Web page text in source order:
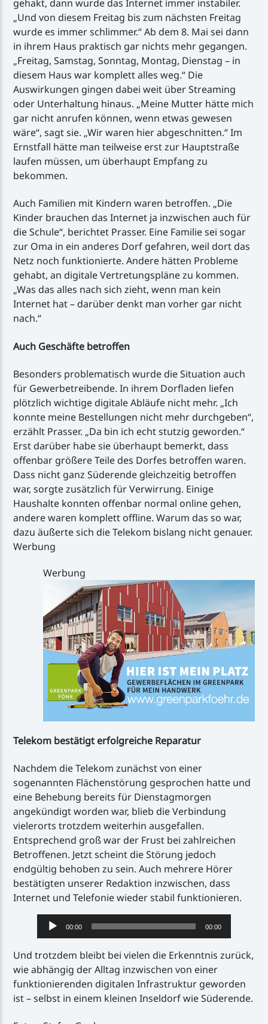
gehakt, dann wurde das Internet immer instabiler.
„Und von diesem Freitag bis zum nächsten Freitag
wurde es immer schlimmer.“ Ab dem 8. Mai sei dann
in ihrem Haus praktisch gar nichts mehr gegangen.
„Freitag, Samstag, Sonntag, Montag, Dienstag – in
diesem Haus war komplett alles weg.“ Die
Auswirkungen gingen dabei weit über Streaming
oder Unterhaltung hinaus. „Meine Mutter hätte mich
gar nicht anrufen können, wenn etwas gewesen
wäre“, sagt sie. „Wir waren hier abgeschnitten.“ Im
Ernstfall hätte man teilweise erst zur Hauptstraße
laufen müssen, um überhaupt Empfang zu
bekommen.
Auch Familien mit Kindern waren betroffen. „Die
Kinder brauchen das Internet ja inzwischen auch für
die Schule“, berichtet Prasser. Eine Familie sei sogar
zur Oma in ein anderes Dorf gefahren, weil dort das
Netz noch funktionierte. Andere hätten Probleme
gehabt, an digitale Vertretungspläne zu kommen.
„Was das alles nach sich zieht, wenn man kein
Internet hat – darüber denkt man vorher gar nicht
nach.“
Auch Geschäfte betroffen
Besonders problematisch wurde die Situation auch
für Gewerbetreibende. In ihrem Dorfladen liefen
plötzlich wichtige digitale Abläufe nicht mehr. „Ich
konnte meine Bestellungen nicht mehr durchgeben“,
erzählt Prasser. „Da bin ich echt stutzig geworden.“
Erst darüber habe sie überhaupt bemerkt, dass
offenbar größere Teile des Dorfes betroffen waren.
Dass nicht ganz Süderende gleichzeitig betroffen
war, sorgte zusätzlich für Verwirrung. Einige
Haushalte konnten offenbar normal online gehen,
andere waren komplett offline. Warum das so war,
dazu äußerte sich die Telekom bislang nicht genauer.
Werbung
Werbung
Telekom bestätigt erfolgreiche Reparatur
Nachdem die Telekom zunächst von einer
sogenannten Flächenstörung gesprochen hatte und
eine Behebung bereits für Dienstagmorgen
angekündigt worden war, blieb die Verbindung
vielerorts trotzdem weiterhin ausgefallen.
Entsprechend groß war der Frust bei zahlreichen
Betroffenen. Jetzt scheint die Störung jedoch
endgültig behoben zu sein. Auch mehrere Hörer
bestätigten unserer Redaktion inzwischen, dass
Internet und Telefonie wieder stabil funktionieren.
Audio-
Player
00:00 00:00
Und trotzdem bleibt bei vielen die Erkenntnis zurück,
wie abhängig der Alltag inzwischen von einer
funktionierenden digitalen Infrastruktur geworden
ist – selbst in einem kleinen Inseldorf wie Süderende.